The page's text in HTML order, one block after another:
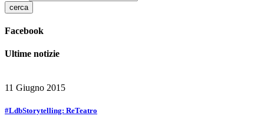
Facebook
Ultime notizie
11 Giugno 2015
#LdbStorytelling: ReTeatro